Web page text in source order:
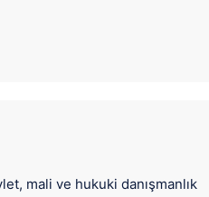
mali ve hukuki danışmanlık